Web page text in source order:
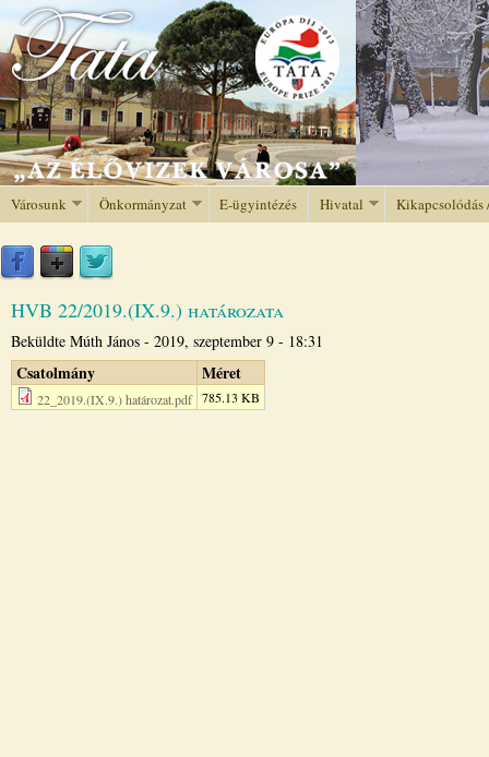
Jump to navigation
Városunk Önkormányzat E-ügyintézés Hivatal Kikapcsolódás
HVB 22/2019.(IX.9.) határozata
Beküldte Múth János - 2019, szeptember 9 - 18:31
Csatolmány Méret
22_2019.(IX.9.) határozat.pdf 785.13 KB